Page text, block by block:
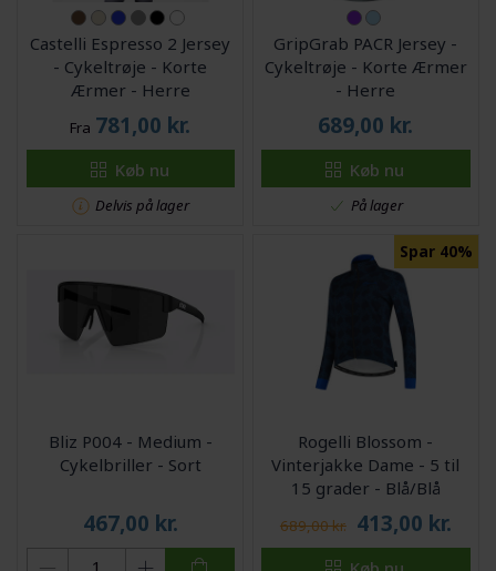
Castelli Espresso 2 Jersey
- Cykeltrøje - Korte
Ærmer - Herre
Fra 781,00 kr.
Køb nu
Delvis på lager
GripGrab PACR Jersey -
Cykeltrøje - Korte Ærmer
- Herre
689,00 kr.
Køb nu
På lager
Bliz P004 - Medium -
Cykelbriller - Sort
467,00 kr.
Spar 40%
Rogelli Blossom -
Vinterjakke Dame - 5 til
15 grader - Blå/Blå
689,00 kr. 413,00 kr.